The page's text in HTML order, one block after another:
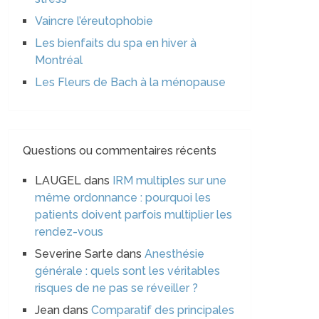
Vaincre l’éreutophobie
Les bienfaits du spa en hiver à
Montréal
Les Fleurs de Bach à la ménopause
Questions ou commentaires récents
LAUGEL dans IRM multiples sur une
même ordonnance : pourquoi les
patients doivent parfois multiplier les
rendez-vous
Severine Sarte dansAnesthésie
générale : quels sont les véritables
risques de ne pas se réveiller ?
Jean dansComparatif des principales